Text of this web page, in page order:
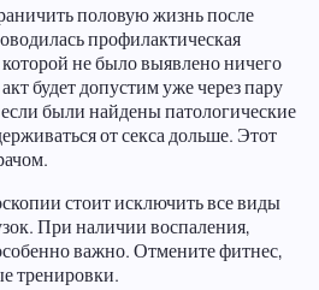
половую жизнь после
профилактическая
которой не было выявлено ничего
будет допустим уже через пару
были найдены патологические
от секса дольше. Этот
стоит исключить все виды
При наличии воспаления,
важно. Отмените фитнес,
тренировки.